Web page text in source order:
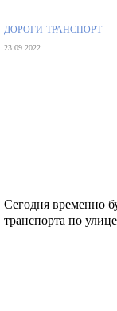
ДОРОГИ ТРАНСПОРТ
23.09.2022
Сегодня временно
транспорта по